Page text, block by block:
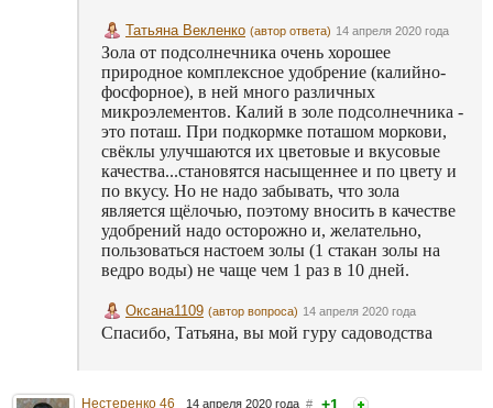
Татьяна Векленко (автор ответа) 14 апреля 2020 года
Зола от подсолнечника очень хорошее
природное комплексное удобрение (калийно-
фосфорное), в ней много различных
микроэлементов. Калий в золе подсолнечника -
это поташ. При подкормке поташом моркови,
свёклы улучшаются их цветовые и вкусовые
качества...становятся насыщеннее и по цвету и
по вкусу. Но не надо забывать, что зола
является щёлочью, поэтому вносить в качестве
удобрений надо осторожно и, желательно,
пользоваться настоем золы (1 стакан золы на
ведро воды) не чаще чем 1 раз в 10 дней.
Оксана1109 (автор вопроса) 14 апреля 2020 года
Спасибо, Татьяна, вы мой гуру садоводства
Нестеренко 46 14 апреля 2020 года #